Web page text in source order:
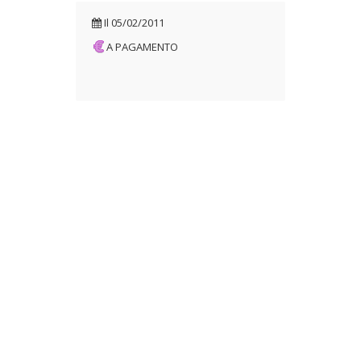
Il 05/02/2011
A PAGAMENTO